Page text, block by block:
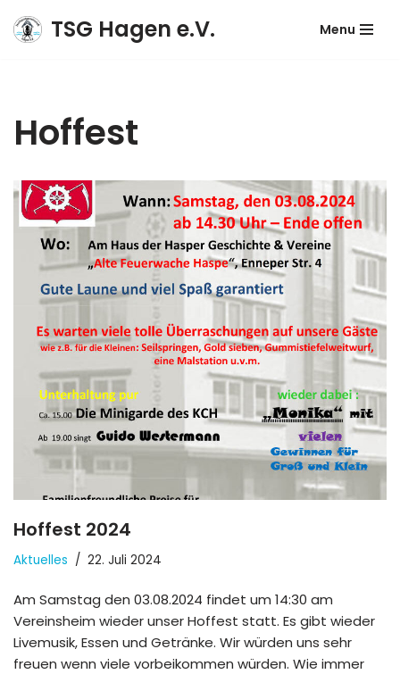
Zum
TSG Hagen e.V. Menu
Hoffest
Hoffest 2024
Aktuelles 22. Juli 2024
Am Samstag den 03.08.2024 findet um 14:30 am
Vereinsheim wieder unser Hoffest statt. Es gibt wieder
Livemusik, Essen und Getränke. Wir würden uns sehr
freuen wenn viele vorbeikommen würden. Wie immer